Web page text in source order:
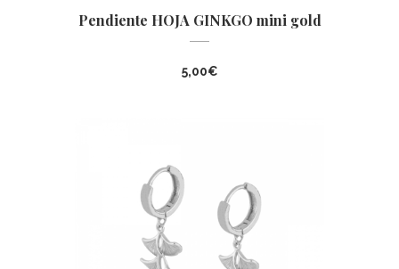
Pendiente HOJA GINKGO mini gold
5,00€